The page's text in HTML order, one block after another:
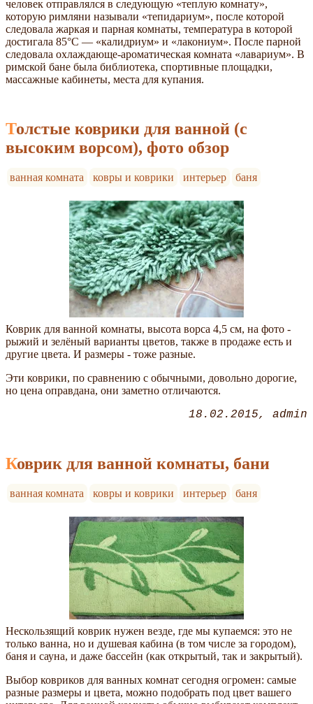
человек отправлялся в следующую
теплую комнату ,
которую римляни называли
тепидариум , после которой
следовала жаркая и парная комнаты, температура в которой
достигала 85°С —
калидриум и лакониум . После парной
следовала охлаждающе-ароматическая комната
лавариум . В
римской бане была библиотека, спортивные площадки,
массажные кабинеты, места для купания.
Толстые коврики для ванной (с
высоким ворсом), фото обзор
ванная комната ковры и коврики интерьер баня
Коврик для ванной комнаты, высота ворса 4,5 см, на фото -
рыжий и зелёный варианты цветов, также в продаже есть и
другие цвета. И размеры - тоже разные.
Эти коврики, по сравнению с обычными, довольно дорогие,
но цена оправдана, они заметно отличаются.
18.02.2015 admin
Коврик для ванной комнаты, бани
ванная комната ковры и коврики интерьер баня
Нескользящий коврик нужен везде, где мы купаемся: это не
только ванна, но и душевая кабина (в том числе за городом),
баня и сауна, и даже бассейн (как открытый, так и закрытый).
Выбор ковриков для ванных комнат сегодня огромен: самые
разные размеры и цвета, можно подобрать под цвет вашего